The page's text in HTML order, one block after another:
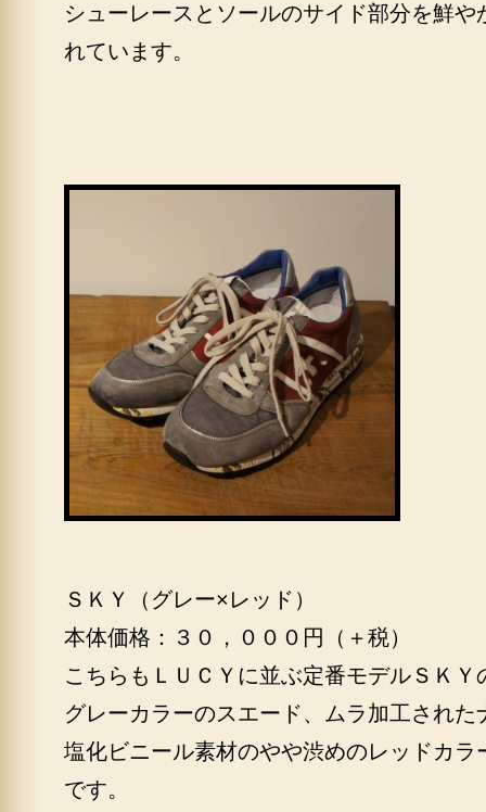
シューレースとソールのサイド部分を鮮
れています。
ＳＫＹ（グレー×レッド）
本体価格：３０，０００円（＋税）
こちらもＬＵＣＹに並ぶ定番モデルＳＫＹ
グレーカラーのスエード、ムラ加工され
塩化ビニール素材のやや渋めのレッドカラ
です。